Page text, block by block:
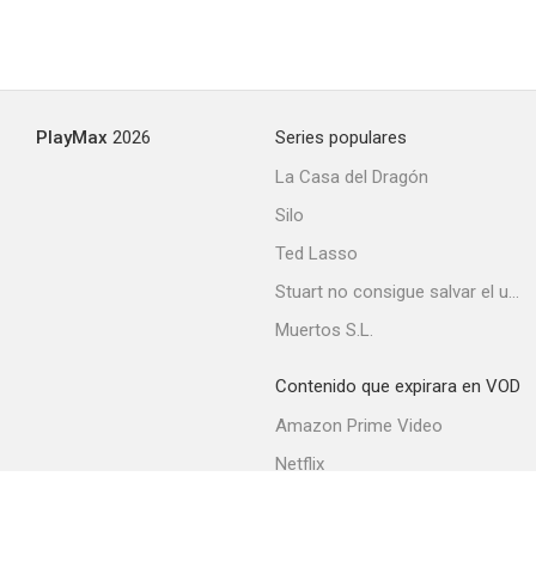
PlayMax 2026
Series populares
La Casa del Dragón
Silo
Ted Lasso
Stuart no consigue salvar el universo
Muertos S.L.
Contenido que expirara en VOD
Amazon Prime Video
Netflix